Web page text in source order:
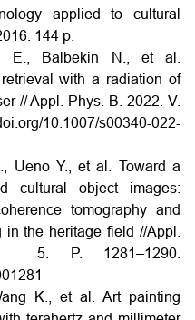
applied to cultural
144 p.
E., Balbekin N., et al.
with a radiation of
// Appl. Phys. B. 2022. V.
10.1007/s00340-022-
Ueno Y., et al. Toward a
cultural object images:
tomography and
the heritage field //Appl.
P. 1281–1290.
K., et al. Art painting